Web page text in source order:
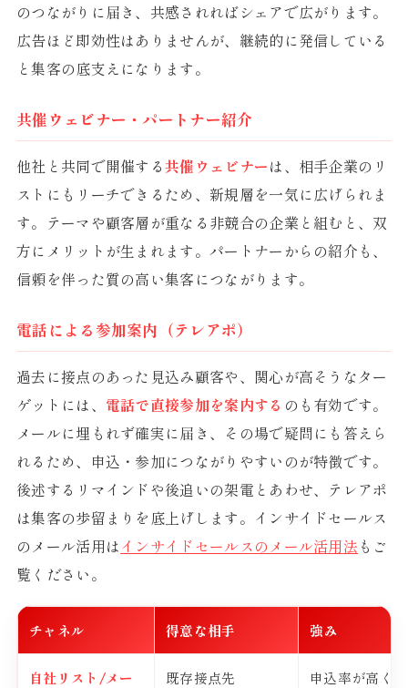
のつながりに届き、共感されればシェアで広がります。
広告ほど即効性はありませんが、継続的に発信している
と集客の底支えになります。
共催ウェビナー・パートナー紹介
他社と共同で開催する共催ウェビナーは、相手企業のリ
ストにもリーチできるため、新規層を一気に広げられま
す。テーマや顧客層が重なる非競合の企業と組むと、双
方にメリットが生まれます。パートナーからの紹介も、
信頼を伴った質の高い集客につながります。
電話による参加案内（テレアポ）
過去に接点のあった見込み顧客や、関心が高そうなター
ゲットには、 電話で直接参加を案内する のも有効です。
メールに埋もれず確実に届き、その場で疑問にも答えら
れるため、申込・参加につながりやすいのが特徴です。
後述するリマインドや後追いの架電とあわせ、テレアポ
は集客の歩留まりを底上げします。インサイドセールス
のメール活用はインサイドセールスのメール活用法 もご
覧ください。
チャネル 得意な相手 強み
自社リスト/メー
既存接点先 申込率が高く